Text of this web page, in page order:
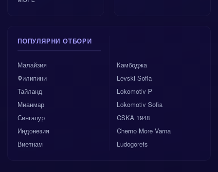
ПОПУЛЯРНИ ОТБОРИ
Малайзия
Филипини
Тайланд
Мианмар
Сингапур
Индонезия
Виетнам
Камбоджа
Levski Sofia
Lokomotiv P
Lokomotiv Sofia
CSKA 1948
Cherno More Varna
Ludogorets